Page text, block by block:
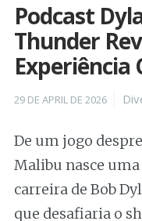
Podcast
Thunder
Experiência
Posted
29 DE APRIL DE 2026
De um jogo
Malibu nasce
carreira de Bob
que desafiaria o